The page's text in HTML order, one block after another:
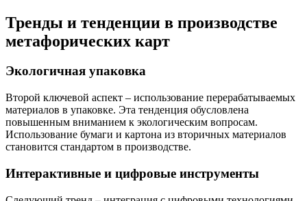
Тренды и тенденции в производстве
метафорических карт
Экологичная упаковка
Второй ключевой аспект – использование перерабатываемых
материалов в упаковке. Эта тенденция обусловлена
повышенным вниманием к экологическим вопросам.
Использование бумаги и картона из вторичных материалов
становится стандартом в производстве.
Интерактивные и цифровые инструменты